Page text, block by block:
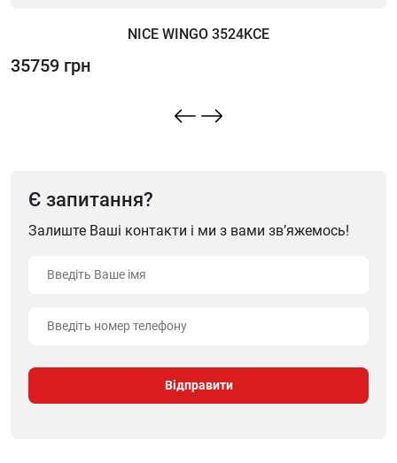
NICE WINGO 3524KCE
35759 грн
Є запитання?
Залиште Ваші контакти і ми з вами зв’яжемось!